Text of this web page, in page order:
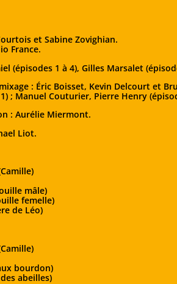
et Sabine Zovighian.
France.
(épisodes 1 à 4), Gilles Marsalet
: Éric Boisset, Kevin Delcourt et
; Manuel Couturier, Pierre Henry
: Aurélie Miermont.
Liot.
mâle)
femelle)
de Léo)
bourdon)
abeilles)